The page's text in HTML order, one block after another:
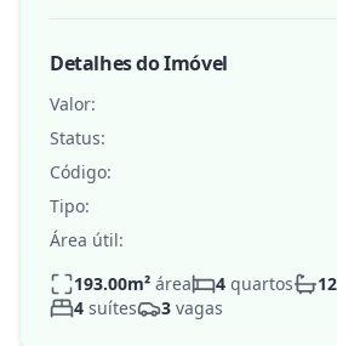
Detalhes do Imóvel
Valor:
Status:
Código:
Tipo:
Área útil:
193.00m² área 4 quartos 12
4 suítes 3 vagas